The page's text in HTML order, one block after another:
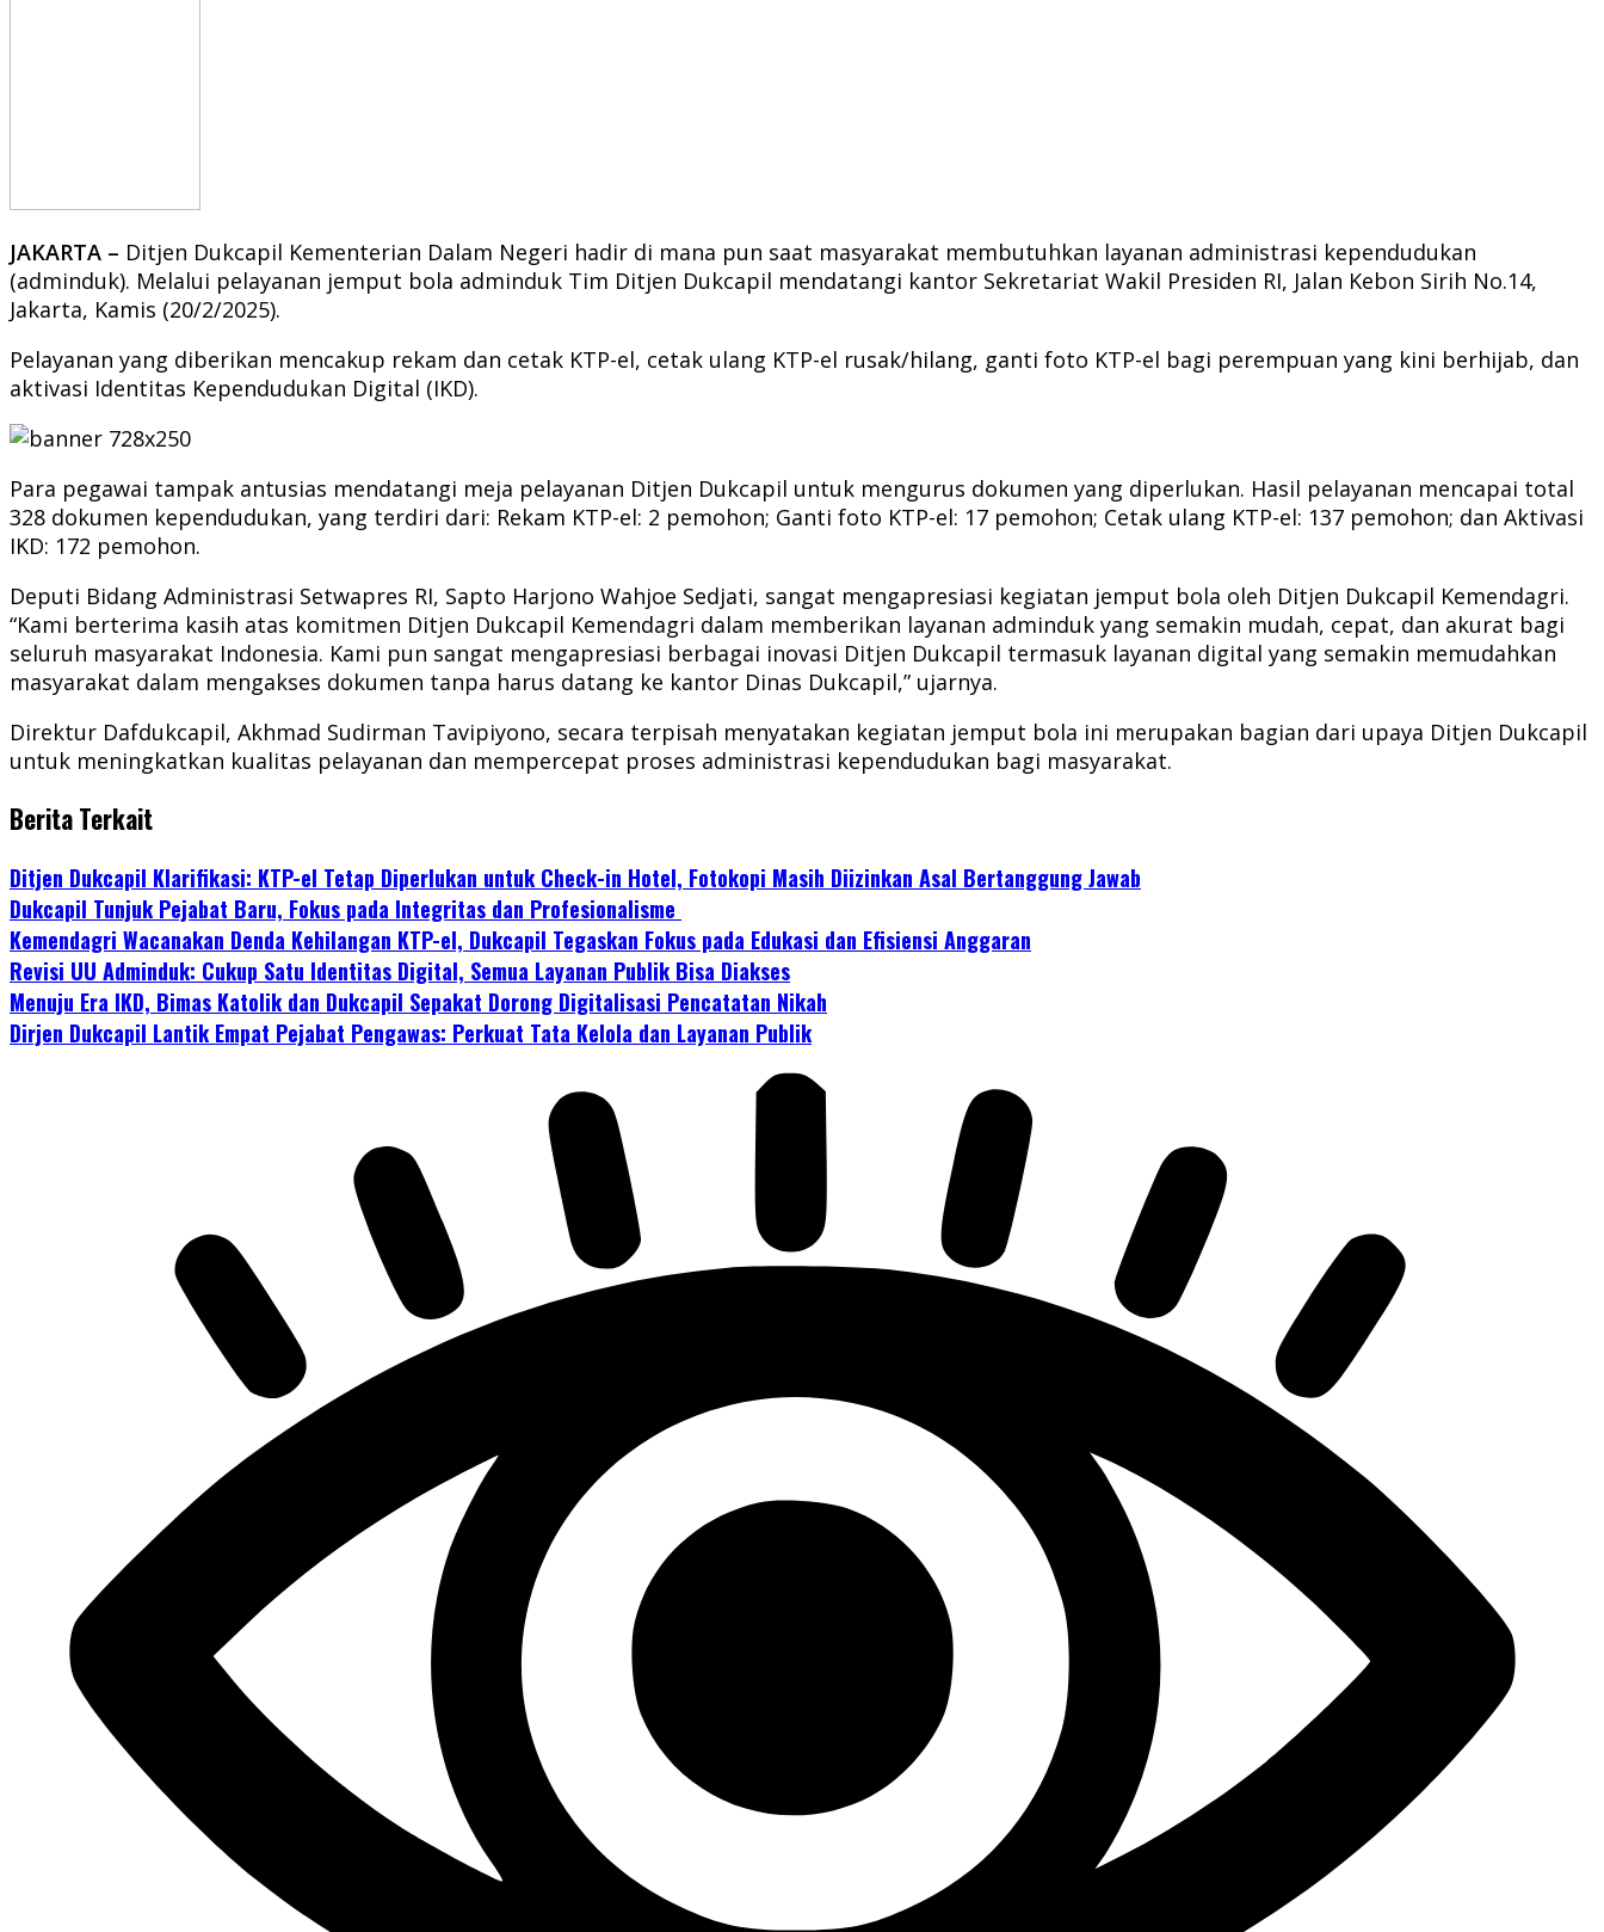
JAKARTA – Ditjen Dukcapil Kementerian Dalam Negeri hadir di mana pun saat masyarakat membutuhkan layanan administrasi kependudukan
(adminduk). Melalui pelayanan jemput bola adminduk Tim Ditjen Dukcapil mendatangi kantor Sekretariat Wakil Presiden RI, Jalan Kebon Sirih No.14,
Jakarta, Kamis (20/2/2025).
Pelayanan yang diberikan mencakup rekam dan cetak KTP-el, cetak ulang KTP-el rusak/hilang, ganti foto KTP-el bagi perempuan yang kini berhijab, dan
aktivasi Identitas Kependudukan Digital (IKD).
Para pegawai tampak antusias mendatangi meja pelayanan Ditjen Dukcapil untuk mengurus dokumen yang diperlukan. Hasil pelayanan mencapai total
328 dokumen kependudukan, yang terdiri dari: Rekam KTP-el: 2 pemohon; Ganti foto KTP-el: 17 pemohon; Cetak ulang KTP-el: 137 pemohon; dan Aktivasi
IKD: 172 pemohon.
Deputi Bidang Administrasi Setwapres RI, Sapto Harjono Wahjoe Sedjati, sangat mengapresiasi kegiatan jemput bola oleh Ditjen Dukcapil Kemendagri.
“Kami berterima kasih atas komitmen Ditjen Dukcapil Kemendagri dalam memberikan layanan adminduk yang semakin mudah, cepat, dan akurat bagi
seluruh masyarakat Indonesia. Kami pun sangat mengapresiasi berbagai inovasi Ditjen Dukcapil termasuk layanan digital yang semakin memudahkan
masyarakat dalam mengakses dokumen tanpa harus datang ke kantor Dinas Dukcapil,” ujarnya.
Direktur Dafdukcapil, Akhmad Sudirman Tavipiyono, secara terpisah menyatakan kegiatan jemput bola ini merupakan bagian dari upaya Ditjen Dukcapil
untuk meningkatkan kualitas pelayanan dan mempercepat proses administrasi kependudukan bagi masyarakat.
Berita Terkait
Ditjen Dukcapil Klarifikasi: KTP-el Tetap Diperlukan untuk Check-in Hotel, Fotokopi Masih Diizinkan Asal Bertanggung Jawab
Dukcapil Tunjuk Pejabat Baru, Fokus pada Integritas dan Profesionalisme
Kemendagri Wacanakan Denda Kehilangan KTP-el, Dukcapil Tegaskan Fokus pada Edukasi dan Efisiensi Anggaran
Revisi UU Adminduk: Cukup Satu Identitas Digital, Semua Layanan Publik Bisa Diakses
Menuju Era IKD, Bimas Katolik dan Dukcapil Sepakat Dorong Digitalisasi Pencatatan Nikah
Dirjen Dukcapil Lantik Empat Pejabat Pengawas: Perkuat Tata Kelola dan Layanan Publik